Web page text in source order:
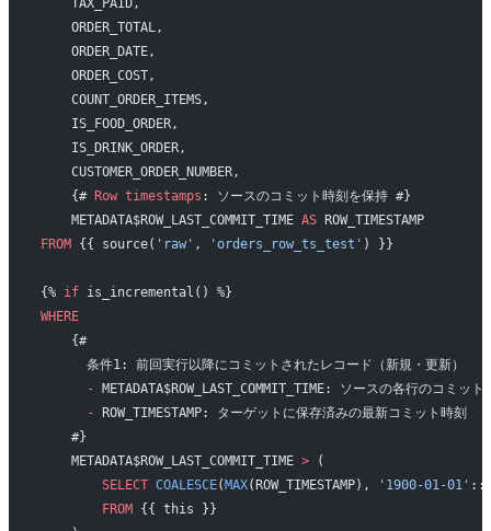
    ORDER_TOTAL,
    ORDER_DATE,
    ORDER_COST,
    COUNT_ORDER_ITEMS,
    IS_FOOD_ORDER,
    IS_DRINK_ORDER,
    CUSTOMER_ORDER_NUMBER,
    {#
Row timestamps : ソースのコミット時刻を保持 #}
    METADATA$ROW_LAST_COMMIT_TIME
AS ROW_TIMESTAMP
FROM {{ source( 'raw' , 'orders_row_ts_test' ) }}
{% if is_incremental() %}
WHERE
    {#
      条件1: 前回実行以降にコミットされたレコード（新規・更新）
      -
METADATA$ROW_LAST_COMMIT_TIME: ソースの各行のコミット
      -
ROW_TIMESTAMP: ターゲットに保存済みの最新コミット時刻
    #}
    METADATA$ROW_LAST_COMMIT_TIME
> (
        SELECT
COALESCE(MAX(ROW_TIMESTAMP), '1900-01-01'
        FROM
{{ this }}